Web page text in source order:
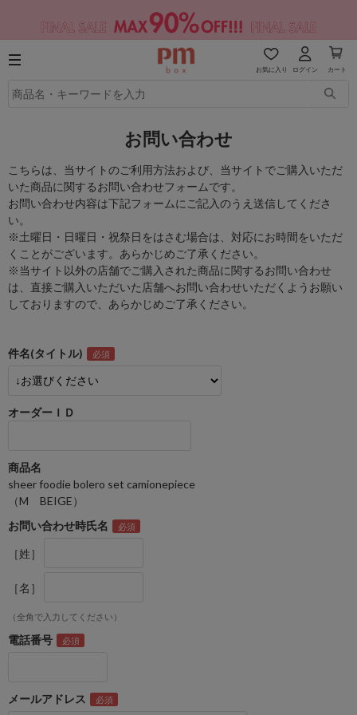
お気に入り ログイン カート
お問い合わせ
こちらは、当サイトのご利用方法および、当サイトでご購入いただ
いた商品に関するお問い合わせフォームです。
お問い合わせ内容は下記フォームにご記入のうえ送信してくださ
い。
※土曜日・日曜日・祝祭日をはさむ場合は、対応にお時間をいただ
くことがございます。あらかじめご了承ください。
※当サイト以外の店舗でご購入された商品に関するお問い合わせ
は、直接ご購入いただいた店舗へお問い合わせいただくようお願い
しておりますので、あらかじめご了承ください。
件名(タイトル)
オーダーＩＤ
商品名
sheer foodie bolero set camionepiece
（M BEIGE）
お問い合わせ時氏名
［姓］
［名］
（全角で入力してください）
電話番号
メールアドレス